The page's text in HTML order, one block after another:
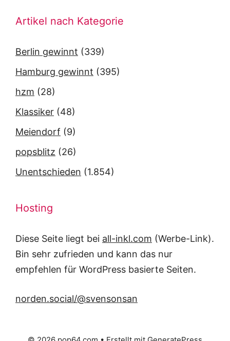
Artikel nach Kategorie
Berlin gewinnt (339)
Hamburg gewinnt (395)
hzm (28)
Klassiker (48)
Meiendorf (9)
popsblitz (26)
Unentschieden (1.854)
Hosting
Diese Seite liegt bei all-inkl.com (Werbe-Link).
Bin sehr zufrieden und kann das nur
empfehlen für WordPress basierte Seiten.
norden.social/@svensonsan